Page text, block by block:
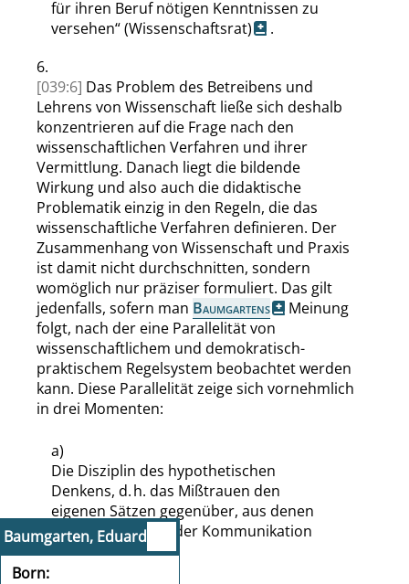
Baumgarten, Eduard
Born
für ihren Beruf nötigen Kenntnissen zu
versehen“(Wissenschaftsrat)
.
6.
[039:6] Das Problem des Betreibens und
Lehrens von Wissenschaft ließe sich deshalb
konzentrieren auf die Frage nach den
wissenschaftlichen Verfahren und ihrer
Vermittlung. Danach liegt die bildende
Wirkung und also auch die didaktische
Problematik einzig in den Regeln, die das
wissenschaftliche Verfahren definieren. Der
Zusammenhang von Wissenschaft und Praxis
ist damit nicht durchschnitten, sondern
womöglich nur präziser formuliert. Das gilt
jedenfalls, sofern man Baumgartens
Meinung
folgt, nach der eine Parallelität von
wissenschaftlichem und demokratisch-
praktischem Regelsystem beobachtet werden
kann. Diese Parallelität zeige sich vornehmlich
in drei Momenten:
a)
Die Disziplin des hypothetischen
Denkens, d. h. das Mißtrauen den
eigenen Sätzen gegenüber, aus denen
erst die Offenheit der Kommunikation
folgt.